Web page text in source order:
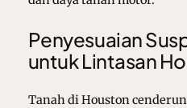
Penyesuaian
untuk Lintasan
Tanah di Houston